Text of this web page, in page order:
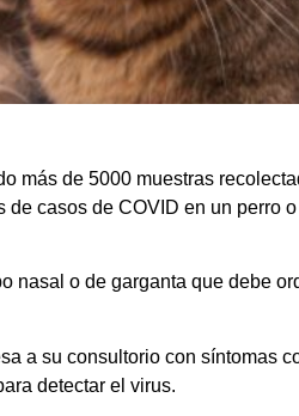
más de 5000 muestras
casos de COVID en un perro
nasal o de garganta que debe
a su consultorio con síntomas
detectar el virus.